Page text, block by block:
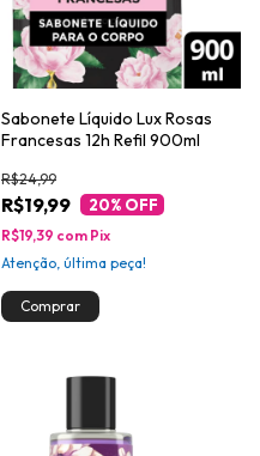
Sabonete Líquido Lux Rosas
Francesas 12h Refil 900ml
R$19,99
R$24,99
20% OFF
R$19,39 com Pix
Atenção, última peça!